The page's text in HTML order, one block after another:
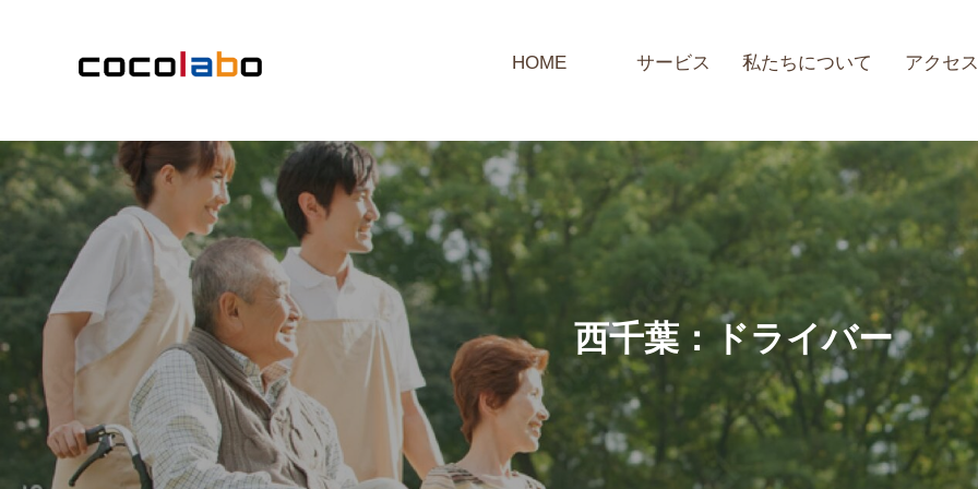
HOME サービス 私たちについて アクセス
西千葉：ドライバー